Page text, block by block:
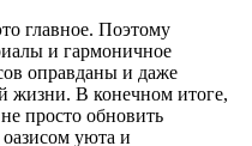
главное. Поэтому
и гармоничное
оправданы и даже
жизни. В конечном итоге,
просто обновить
оазисом уюта и